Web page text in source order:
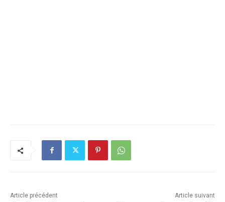
Article précédent Article suivant